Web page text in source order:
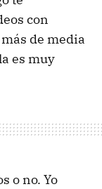
con
de media
es muy
o no. Yo